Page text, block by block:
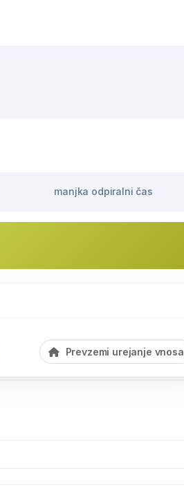
manjka odpiralni čas
Prevzemi urejanje vnosa